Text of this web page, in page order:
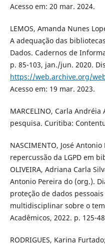
Acesso em: 20 mar. 2024.
LEMOS, Amanda Nunes
A adequação das
Dados. Cadernos de
p. 85-103, jan./jun. 2020.
https://web.archive.org/
Acesso em: 19 mar. 2023.
MARCELINO, Carla
pesquisa. Curitiba:
NASCIMENTO, José
repercussão da LGPD em
OLIVEIRA, Adriana Carla
Antonio Pereira do (org.).
proteção de dados
multidisciplinar sobre o
Acadêmicos, 2022. p. 125-
RODRIGUES, Karina